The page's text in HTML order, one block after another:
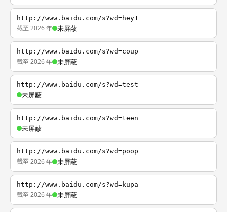
http://www.baidu.com/s?wd=hey1
截至 2026 年 未屏蔽
http://www.baidu.com/s?wd=coup
截至 2026 年 未屏蔽
http://www.baidu.com/s?wd=test
未屏蔽
http://www.baidu.com/s?wd=teen
未屏蔽
http://www.baidu.com/s?wd=poop
截至 2026 年 未屏蔽
http://www.baidu.com/s?wd=kupa
截至 2026 年 未屏蔽